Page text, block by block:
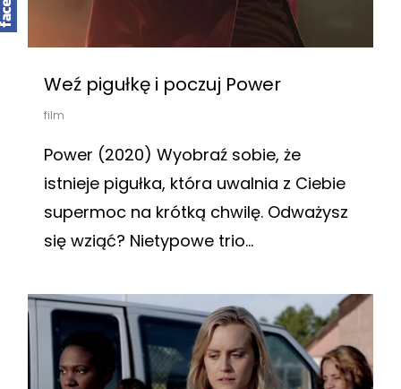
Weź pigułkę i poczuj Power
film
Power (2020) Wyobraź sobie, że
istnieje pigułka, która uwalnia z Ciebie
supermoc na krótką chwilę. Odważysz
się wziąć? Nietypowe trio...